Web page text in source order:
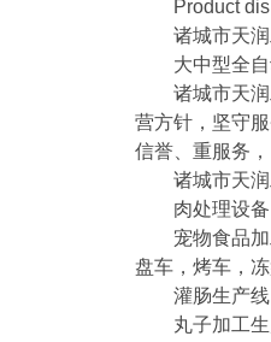
Product
诸城市天润
大中型全自
诸城市天润工
营方针，坚守
信誉、重服务
诸城市天润
肉处理设备：
宠物食品加工
盘车，烤车，
灌肠生产线
丸子加工生